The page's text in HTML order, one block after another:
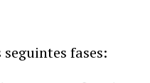
fases: